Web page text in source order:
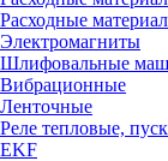
Расходные
Электромагниты
Шлифовальные
Вибрационные
Ленточные
Реле тепловые,
EKF